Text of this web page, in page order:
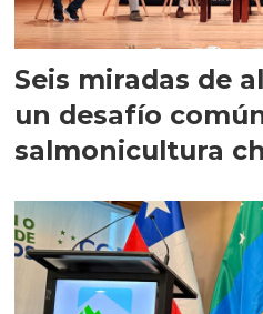
Seis miradas de
un desafío
salmonicultura